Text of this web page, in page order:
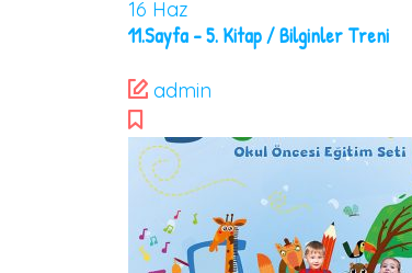
16 Haz
11.Sayfa – 5. Kitap / Bilginler Treni
admin